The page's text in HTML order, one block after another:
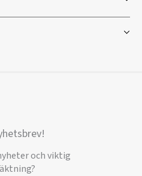
och viktig